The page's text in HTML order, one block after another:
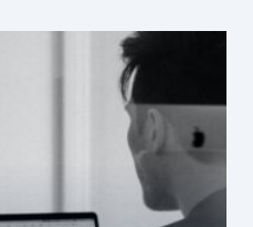
plus la cote | Marketformation
les prix de vente
professions du